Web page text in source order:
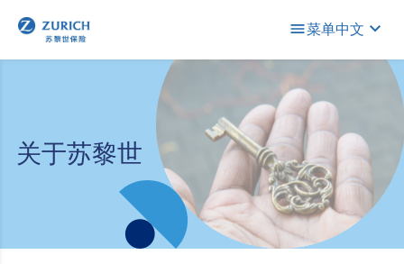
菜单中文
关于苏黎世